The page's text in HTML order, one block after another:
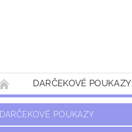
DARČEKOVÉ POUKAZY
DARČEKOVÉ POUKAZY